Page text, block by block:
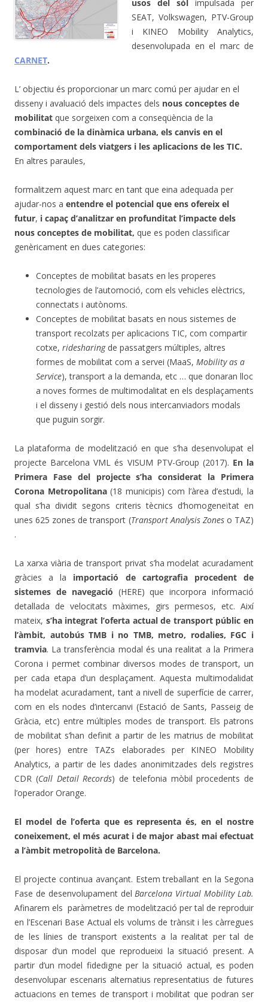
usos del sòl
impulsada per
SEAT, Volkswagen, PTV-Group
i KINEO Mobility Analytics,
desenvolupada en el marc de
CARNET.
L’ objectiu és proporcionar un marc comú per ajudar en el
disseny i avaluació dels impactes dels nous conceptes de
mobilitat que sorgeixen com a conseqüència de la
combinació de la dinàmica urbana, els canvis en el
comportament dels viatgers i les aplicacions de les TIC.
En altres paraules,
formalitzem aquest marc en tant que eina adequada per
ajudar-nos a entendre el potencial que ens ofereix el
futur, i capaç d’analitzar en profunditat l’impacte dels
nous conceptes de mobilitat, que es poden classificar
genèricament en dues categories:
Conceptes de mobilitat basats en les properes
tecnologies de l’automoció, com els vehicles elèctrics,
connectats i autònoms.
Conceptes de mobilitat basats en nous sistemes de
transport recolzats per aplicacions TIC, com compartir
cotxe, ridesharingde passatgers múltiples, altres
formes de mobilitat com a servei (MaaS, Mobility as a
Service), transport a la demanda, etc … que donaran lloc
a noves formes de multimodalitat en els desplaçaments
i el disseny i gestió dels nous intercanviadors modals
que puguin sorgir.
La plataforma de modelització en que s’ha desenvolupat el
projecte Barcelona VML és VISUM PTV-Group (2017). En la
Primera Fase del projecte s’ha considerat la Primera
Corona Metropolitana(18 municipis) com l’àrea d’estudi, la
qual s’ha dividit segons criteris tècnics d’homogeneïtat en
unes 625 zones de transport (Transport Analysis Zones o TAZ)
.
La xarxa viària de transport privat s’ha modelat acuradament
gràcies a la importació de cartografia procedent de
sistemes de navegació (HERE) que incorpora informació
detallada de velocitats màximes, girs permesos, etc. Així
mateix, s’ha integrat l’oferta actual de transport públic en
l’àmbit, autobús TMB i no TMB, metro, rodalies, FGC i
tramvia. La transferència modal és una realitat a la Primera
Corona i permet combinar diversos modes de transport, un
per cada etapa d’un desplaçament. Aquesta multimodalidat
ha modelat acuradament, tant a nivell de superfície de carrer,
com en els nodes d’intercanvi (Estació de Sants, Passeig de
Gràcia, etc) entre múltiples modes de transport. Els patrons
de mobilitat s’han definit a partir de les matrius de mobilitat
(per hores) entre TAZs elaborades per KINEO Mobility
Analytics, a partir de les dades anonimitzades dels registres
CDR (Call Detail Records) de telefonia mòbil procedents de
l’operador Orange.
El model de l’oferta que es representa és, en el nostre
coneixement, el més acurat i de major abast mai efectuat
a l’àmbit metropolità de Barcelona.
El projecte continua avançant. Estem treballant en la Segona
Fase de desenvolupament delBarcelona Virtual Mobility Lab.
Afinarem els paràmetres de modelització per tal de reproduir
en l’Escenari Base Actual els volums de trànsit i les càrregues
de les línies de transport existents a la realitat per tal de
disposar d’un model que reprodueixi la situació present. A
partir d’un model fidedigne per la situació actual, es poden
desenvolupar escenaris alternatius representatius de futures
actuacions en temes de transport i mobilitat que podran ser